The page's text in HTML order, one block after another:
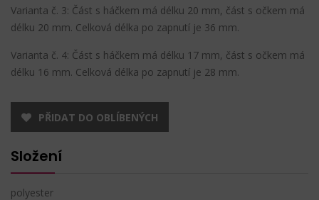
Varianta č. 3: Část s háčkem má délku 20 mm, část s očkem má
délku 20 mm. Celková délka po zapnutí je 36 mm.
Varianta č. 4: Část s háčkem má délku 17 mm, část s očkem má
délku 16 mm. Celková délka po zapnutí je 28 mm.
PŘIDAT DO OBLÍBENÝCH
Složení
polyester